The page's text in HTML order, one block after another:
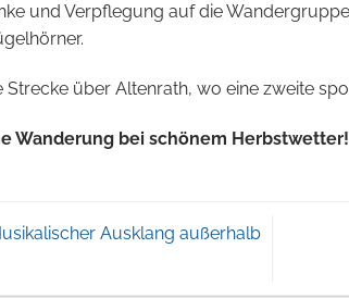
und Verpflegung auf die
über Altenrath, wo eine zweite
Wanderung bei schönem Herbstwetter!
Ausklang außerhalb